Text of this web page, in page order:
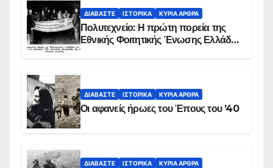
ΔΙΑΒΆΣΤΕ ΙΣΤΟΡΙΚΆ ΚΥΡΙΑ ΑΡΘΡΑ
Πολυτεχνείο: Η πρώτη πορεία της
Εθνικής Φοιτητικής Ένωσης Ελλάδος
ΔΙΑΒΆΣΤΕ ΙΣΤΟΡΙΚΆ ΚΥΡΙΑ ΑΡΘΡΑ
Οι αφανείς ήρωες του Έπους του ’40
ΔΙΑΒΆΣΤΕ ΙΣΤΟΡΙΚΆ ΚΥΡΙΑ ΑΡΘΡΑ